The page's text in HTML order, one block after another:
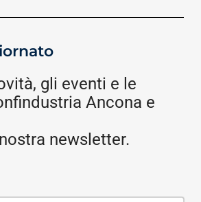
gli eventi e le
Ancona e
newsletter.